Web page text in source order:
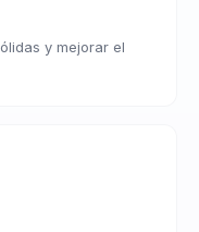
y mejorar el